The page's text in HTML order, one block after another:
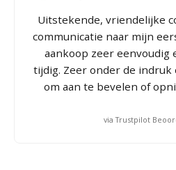
Uitstekende, vriendelijke
communicatie naar mijn
aankoop zeer eenvoudig
tijdig. Zeer onder de indruk
om aan te bevelen of
via Trustpilot